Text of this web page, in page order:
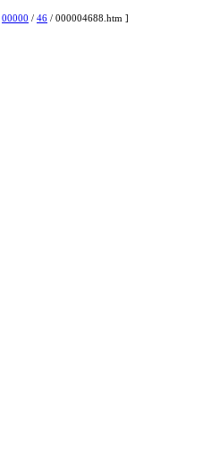
00000 / 46 / 000004688.htm ]